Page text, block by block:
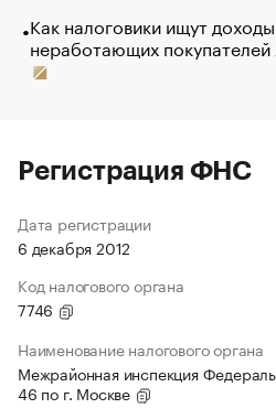
Как налоговики ищут доходы
неработающих покупателей
Регистрация ФНС
Дата регистрации
6 декабря 2012
Код налогового органа
7746
Наименование налогового органа
Межрайонная инспекция
46 по г. Москве